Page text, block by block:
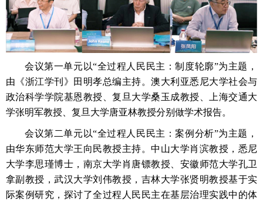
会议第一单元以“全过程人民民主：制度轮廓”为主题，
由《浙江学刊》田明孝总编主持。澳大利亚悉尼大学社会与
政治科学学院基恩教授、复旦大学桑玉成教授、上海交通大
学张明军教授、复旦大学唐亚林教授分别做学术报告。
会议第二单元以“全过程人民民主：案例分析”为主题，
由华东师范大学王向民教授主持。中山大学肖滨教授，悉尼
大学李思瑾博士，南京大学肖唐镖教授、安徽师范大学孔卫
拿副教授，武汉大学刘伟教授，吉林大学张贤明教授基于实
际案例研究，探讨了全过程人民民主在基层治理实践中的体